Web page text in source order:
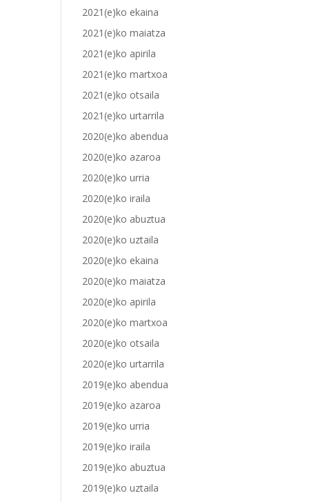
2021(e)ko ekaina
2021(e)ko maiatza
2021(e)ko apirila
2021(e)ko martxoa
2021(e)ko otsaila
2021(e)ko urtarrila
2020(e)ko abendua
2020(e)ko azaroa
2020(e)ko urria
2020(e)ko iraila
2020(e)ko abuztua
2020(e)ko uztaila
2020(e)ko ekaina
2020(e)ko maiatza
2020(e)ko apirila
2020(e)ko martxoa
2020(e)ko otsaila
2020(e)ko urtarrila
2019(e)ko abendua
2019(e)ko azaroa
2019(e)ko urria
2019(e)ko iraila
2019(e)ko abuztua
2019(e)ko uztaila